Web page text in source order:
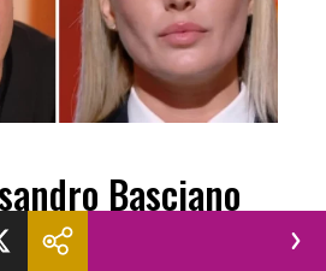
Basciano
inviati a